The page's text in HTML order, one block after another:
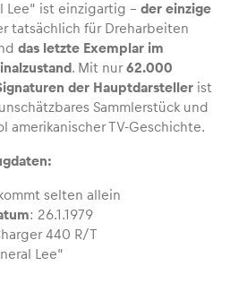
Alle anzeigen
Lee“ ist einzigartig – der einzige
tatsächlich für Dreharbeiten
das letzte Exemplar im
. Mit nur62.000
der Hauptdarsteller ist
Sammlerstück und
amerikanischer TV-Geschichte.
selten allein
: 26.1.1979
440 R/T
Lee“